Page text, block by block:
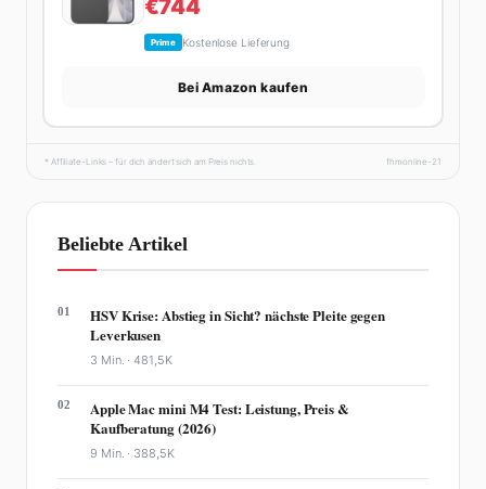
€744
Prime Kostenlose Lieferung
Bei Amazon kaufen
* Affiliate-Links – für dich ändert sich am Preis nichts. fhmonline-21
Beliebte Artikel
01
HSV Krise: Abstieg in Sicht? nächste Pleite gegen
Leverkusen
3 Min. ·481,5K
02
Apple Mac mini M4 Test: Leistung, Preis &
Kaufberatung (2026)
9 Min. · 388,5K